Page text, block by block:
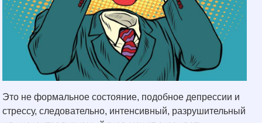
Это не формальное состояние, подобное депрессии и
стрессу, следовательно, интенсивный, разрушительный